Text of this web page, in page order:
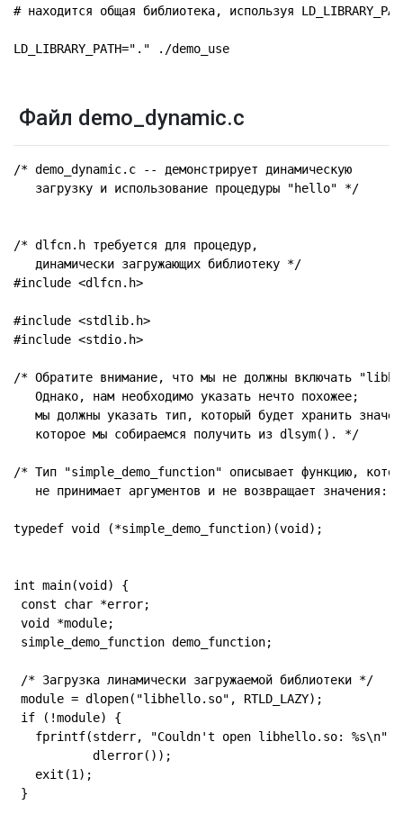
# находится общая библиотека, используя
LD_LIBRARY_PATH="." ./demo_use
Файл demo_dynamic.c
/* demo_dynamic.c -- демонстрирует динамическую
   загрузку и использование процедуры "hello" */
/* dlfcn.h требуется для процедур,
   динамически загружающих библиотеку */
#include <dlfcn.h>
#include <stdlib.h>
#include <stdio.h>
/* Обратите внимание, что мы не должны включать
   Однако, нам необходимо указать нечто похожее;
мы должны указать тип, который будет хранить
   которое мы собираемся получить из dlsym(). */
/* Тип "simple_demo_function" описывает функцию,
не принимает аргументов и не возвращает значения:
typedef void (*simple_demo_function)(void);
int main(void) {
const char *error;
void *module;
simple_demo_function demo_function;
/* Загрузка линамически загружаемой библиотеки */
module = dlopen("libhello.so", RTLD_LAZY);
if (!module) {
   fprintf(stderr, "Couldn't open libhello.so: %s\n",
           dlerror());
   exit(1);
}